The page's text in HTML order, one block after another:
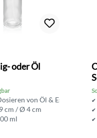
oder Öl
von Öl & Essig
cm / Ø 4 cm
ml